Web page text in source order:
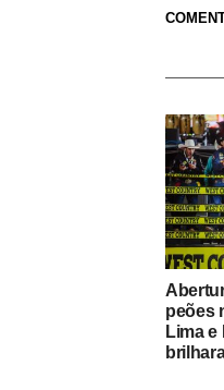
peões
Lima